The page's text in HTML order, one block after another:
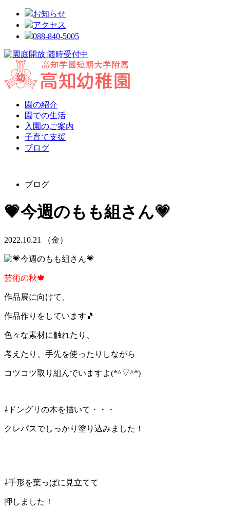
お知らせ
アクセス
088-840-5005
園の紹介
園での生活
入園のご案内
子育て支援
ブログ
ブログ
💗今週のもも組さん💗
2022.10.21 （金）
芸術の秋🍁
作品展に向けて、
作品作りをしています🎵
色々な素材に触れたり、
考えたり、手先を使ったりしながら
コツコツ取り組んでいますよ(*^▽^*)
⇩ドングリの木を描いて・・・
クレパスでしっかり塗り込みました！
⇩手形を葉っぱに見立てて
押しました！